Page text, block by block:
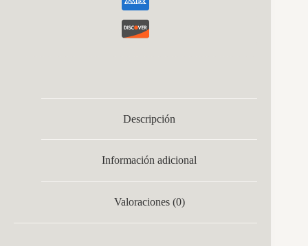
Descripción
Información adicional
Valoraciones (0)